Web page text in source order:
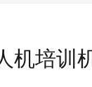
机培训